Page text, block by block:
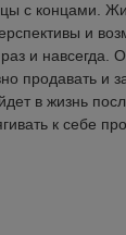
с концами.
и
и навсегда.
и
в жизнь
к себе